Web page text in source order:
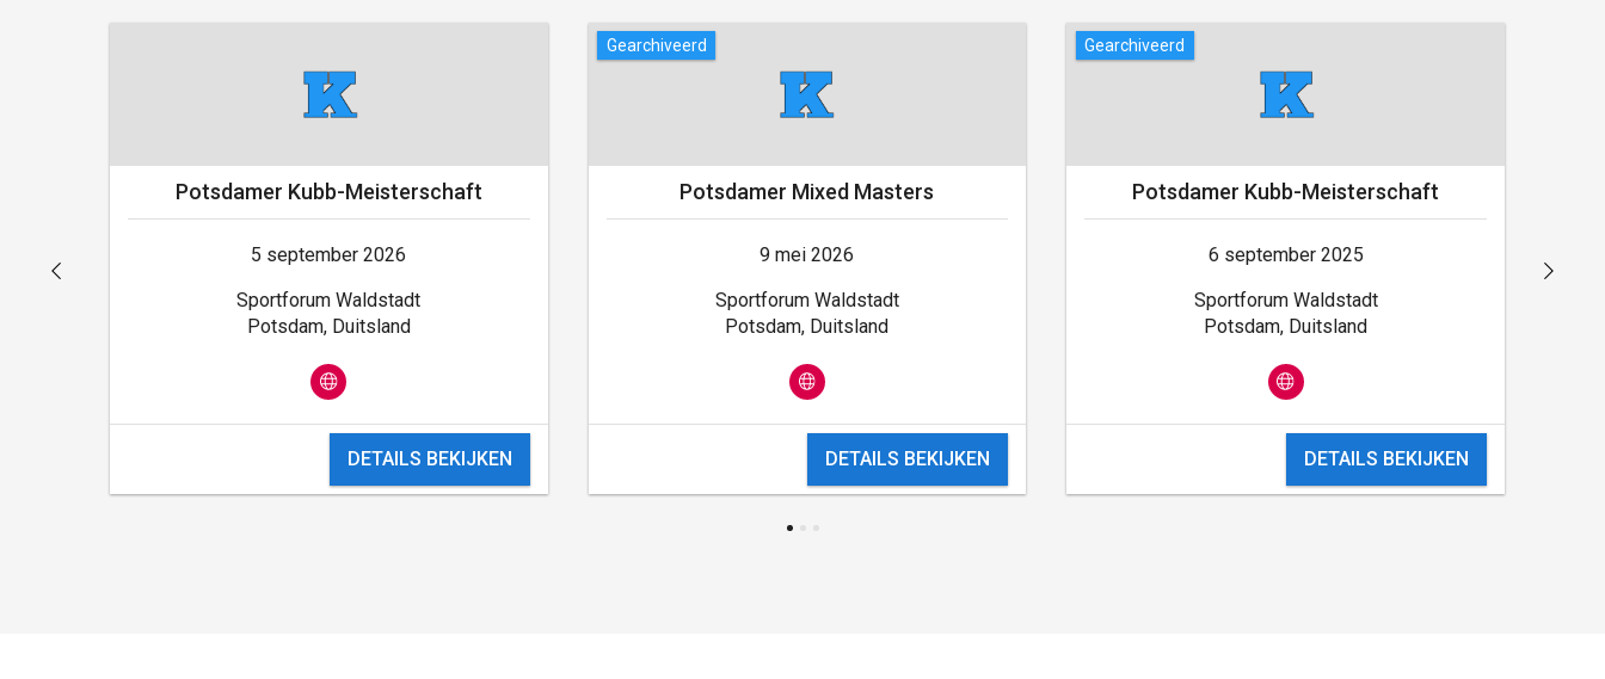
Potsdamer Kubb-Meisterschaft
5 september 2026
Sportforum Waldstadt
Potsdam, Duitsland
DETAILS BEKIJKEN
Gearchiveerd
Potsdamer Mixed Masters
9 mei 2026
Sportforum Waldstadt
Potsdam, Duitsland
DETAILS BEKIJKEN
Gearchiveerd
Potsdamer Kubb-Meisterschaft
6 september 2025
Sportforum Waldstadt
Potsdam, Duitsland
DETAILS BEKIJKEN